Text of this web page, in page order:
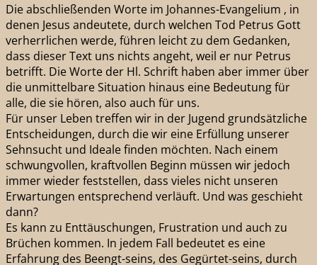
Die abschließenden Worte im Johannes-Evangelium , in
denen Jesus andeutete, durch welchen Tod Petrus Gott
verherrlichen werde, führen leicht zu dem Gedanken,
dass dieser Text uns nichts angeht, weil er nur Petrus
betrifft. Die Worte der Hl. Schrift haben aber immer über
die unmittelbare Situation hinaus eine Bedeutung für
alle, die sie hören, also auch für uns.
Für unser Leben treffen wir in der Jugend grundsätzliche
Entscheidungen, durch die wir eine Erfüllung unserer
Sehnsucht und Ideale finden möchten. Nach einem
schwungvollen, kraftvollen Beginn müssen wir jedoch
immer wieder feststellen, dass vieles nicht unseren
Erwartungen entsprechend verläuft. Und was geschieht
dann?
Es kann zu Enttäuschungen, Frustration und auch zu
Brüchen kommen. In jedem Fall bedeutet es eine
Erfahrung des Beengt-seins, des Gegürtet-seins, durch